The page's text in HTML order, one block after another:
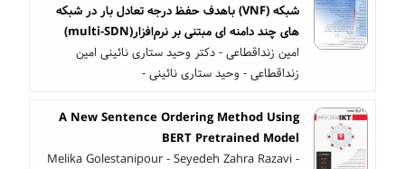
شبکه (VNF) باهدف حفظ درجه تعادل بار در شبکه
های چند دامنه ای مبتنی بر نرم‌افزار(multi-SDN)
امین زنداقطاعی - دکتر وحید ستاری نائینی امین
زنداقطاعی - وحید ستاری نائینی -
A New Sentence Ordering Method Using
BERT Pretrained Model
Melika Golestanipour - Seyedeh Zahra Razavi -